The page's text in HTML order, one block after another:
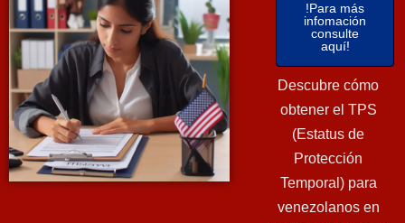
!Para más
infomación
consulte
aquí!
Descubre cómo
obtener el TPS
(Estatus de
Protección
Temporal) para
venezolanos en